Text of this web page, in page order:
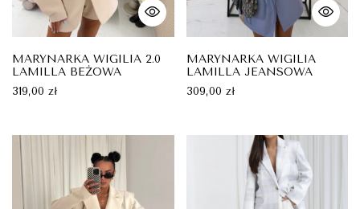
MARYNARKA WIGILIA 2.0
LAMILLA BEŻOWA
319,00 zł
MARYNARKA WIGILIA
LAMILLA JEANSOWA
309,00 zł